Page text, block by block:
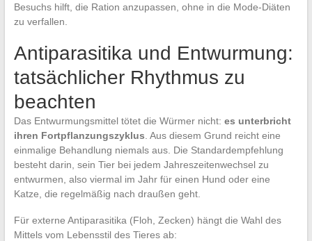
Besuchs hilft, die Ration anzupassen, ohne in die Mode-Diäten
zu verfallen.
Antiparasitika und Entwurmung:
tatsächlicher Rhythmus zu
beachten
Das Entwurmungsmittel tötet die Würmer nicht: es unterbricht
ihren Fortpflanzungszyklus . Aus diesem Grund reicht eine
einmalige Behandlung niemals aus. Die Standardempfehlung
besteht darin, sein Tier bei jedem Jahreszeitenwechsel zu
entwurmen, also viermal im Jahr für einen Hund oder eine
Katze, die regelmäßig nach draußen geht.
Für externe Antiparasitika (Floh, Zecken) hängt die Wahl des
Mittels vom Lebensstil des Tieres ab: